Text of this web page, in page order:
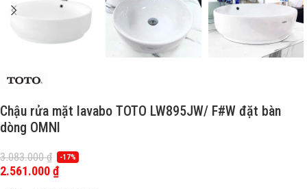
Chậu rửa mặt lavabo TOTO LW895JW/ F#W đặt bàn
dòng OMNI
3.083.000₫ -17%
2.561.000₫